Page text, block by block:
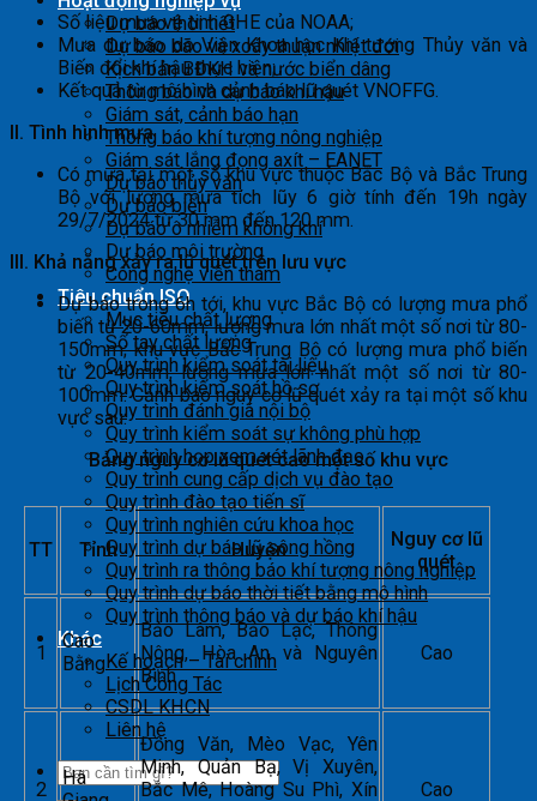
Dự báo thời tiết
Dự báo bão và xoáy thuận nhiệt đới
Kịch bản BĐKH và nước biển dâng
Thông báo và dự báo khí hậu
Giám sát, cảnh báo hạn
Thông báo khí tượng nông nghiệp
Giám sát lắng đọng axít – EANET
Dự báo thủy văn
Dự báo biển
Dự báo ô nhiễm không khí
Dự báo môi trường
Công nghệ viễn thám
Tiêu chuẩn ISO
Mục tiêu chất lượng
Sổ tay chất lượng
Quy trình kiểm soát tài liệu
Quy trình kiểm soát hồ sơ
Quy trình đánh giá nội bộ
Quy trình kiểm soát sự không phù hợp
Quy trình họp xem xét lãnh đạo
Quy trình cung cấp dịch vụ đào tạo
Quy trình đào tạo tiến sĩ
Quy trình nghiên cứu khoa học
Quy trình dự báo lũ sông hồng
Quy trình ra thông báo khí tượng nông nghiệp
Quy trình dự báo thời tiết bằng mô hình
Quy trình thông báo và dự báo khí hậu
Khác
Kế hoạch – Tài chính
Lịch Công Tác
CSDL KHCN
Liên hệ
Số liệu mưa vệ tinh GHE của NOAA;
Mưa dự báo do Viện Khoa học Khí tượng Thủy văn và
Biến đổi khí hậu thực hiện;
Kết quả từ mô hình cảnh báo lũ quét VNOFFG.
II. Tình hình mưa
Có mưa tại một số khu vực thuộc Bắc Bộ và Bắc Trung
Bộ với lượng mưa tích lũy 6 giờ tính đến 19h ngày
29/7/2024 từ 30 mm đến 120 mm.
III. Khả năng xảy ra lũ quét trên lưu vực
Dự báo trong 6h tới, khu vực Bắc Bộ có lượng mưa phổ
biến từ 20-60mm, lượng mưa lớn nhất một số nơi từ 80-
150mm; khu vực Bắc Trung Bộ có lượng mưa phổ biến
từ 20-40mm, lượng mưa lớn nhất một số nơi từ 80-
100mm. Cảnh báo nguy cơ lũ quét xảy ra tại một số khu
vực sau:
Bảng nguy cơ lũ quét cao một số khu vực
TT Tỉnh Huyện
Nguy cơ lũ
quét
1
Cao
Bằng
Bảo Lâm, Bảo Lạc, Thông
Nông, Hòa An và Nguyên
Bình
Cao
2
Hà
Đồng Văn, Mèo Vạc, Yên
Minh, Quản Bạ, Vị Xuyên,
Bắc Mê, Hoàng Su Phì, Xín
Cao